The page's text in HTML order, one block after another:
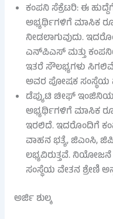
ಕಂಪನಿ ಸೆಕ್ರೆಟರಿ: ಈ
ಅಭ್ಯರ್ಥಿಗಳಿಗೆ ಮಾಸಿಕ
ನೀಡಲಾಗುವುದು.
ಎನ್‌ಪಿಎಸ್ ಮತ್ತು
ಇತರೆ ಸೌಲಭ್ಯಗಳು
ಅವರ ಪೋಷಕ ಸಂಸ್ಥೆಯ
ಡೆಪ್ಯುಟಿ ಚೀಫ್
ಅಭ್ಯರ್ಥಿಗಳಿಗೆ ಮಾಸಿಕ
ಇರಲಿದೆ. ಇದರೊಂದಿಗೆ
ವಾಹನ ಭತ್ಯೆ, ಜಿಎಂಸಿ,
ಲಭ್ಯವಿರುತ್ತವೆ.
ಸಂಸ್ಥೆಯ ವೇತನ ಶ್ರೇಣಿ
ಅರ್ಜಿ ಶುಲ್ಕ